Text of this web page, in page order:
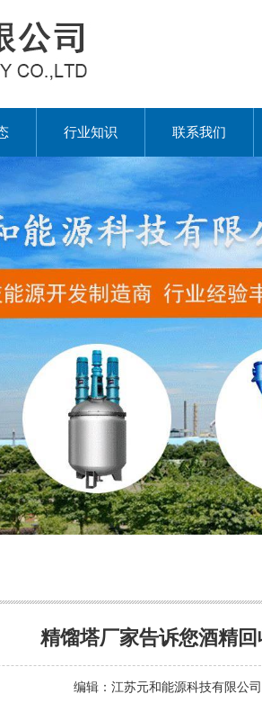
行业知识 联系我们
精馏塔厂家告诉您酒精
编辑： 江苏元和能源科技有限公司